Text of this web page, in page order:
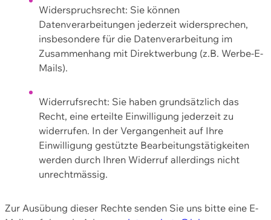
Widerspruchsrecht: Sie können
Datenverarbeitungen jederzeit widersprechen,
insbesondere für die Datenverarbeitung im
Zusammenhang mit Direktwerbung (z.B. Werbe-E-
Mails).
Widerrufsrecht: Sie haben grundsätzlich das
Recht, eine erteilte Einwilligung jederzeit zu
widerrufen. In der Vergangenheit auf Ihre
Einwilligung gestützte Bearbeitungstätigkeiten
werden durch Ihren Widerruf allerdings nicht
unrechtmässig.
Zur Ausübung dieser Rechte senden Sie uns bitte eine E-